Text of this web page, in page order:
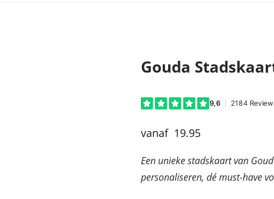
Gouda
19.95
Een unieke stadskaart van
personaliseren, dé must-have